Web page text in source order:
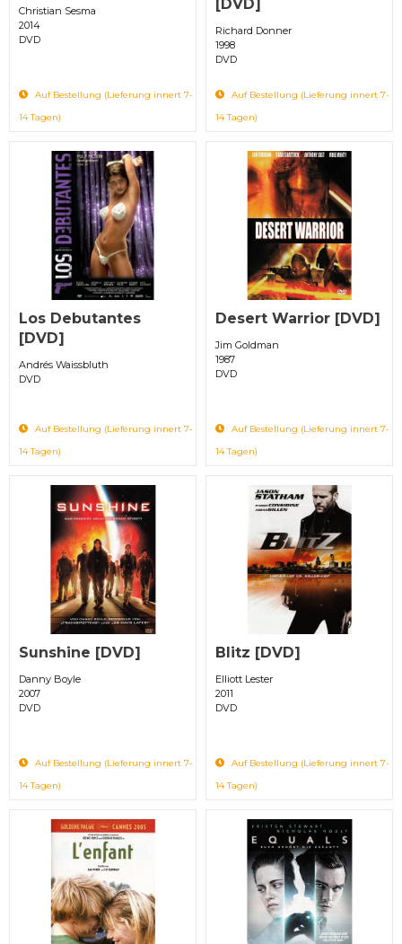
Christian Sesma
2014
DVD
Auf Bestellung (Lieferung innert 7-
14 Tagen)
[DVD]
Richard Donner
1998
DVD
Auf Bestellung (Lieferung innert 7-
14 Tagen)
Los Debutantes
[DVD]
Andrés Waissbluth
DVD
Auf Bestellung (Lieferung innert 7-
14 Tagen)
Desert Warrior [DVD]
Jim Goldman
1987
DVD
Auf Bestellung (Lieferung innert 7-
14 Tagen)
Sunshine [DVD]
Danny Boyle
2007
DVD
Auf Bestellung (Lieferung innert 7-
14 Tagen)
Blitz [DVD]
Elliott Lester
2011
DVD
Auf Bestellung (Lieferung innert 7-
14 Tagen)